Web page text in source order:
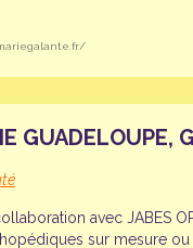
GUADELOUPE,
avec JABES
sur mesure